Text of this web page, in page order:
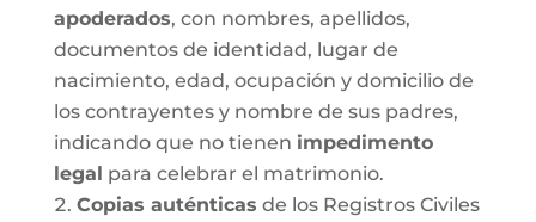
apoderados, con nombres, apellidos,
documentos de identidad, lugar de
nacimiento, edad, ocupación y domicilio de
los contrayentes y nombre de sus padres,
indicando que no tienen impedimento
legal para celebrar el matrimonio.
Copias auténticas de los Registros Civiles